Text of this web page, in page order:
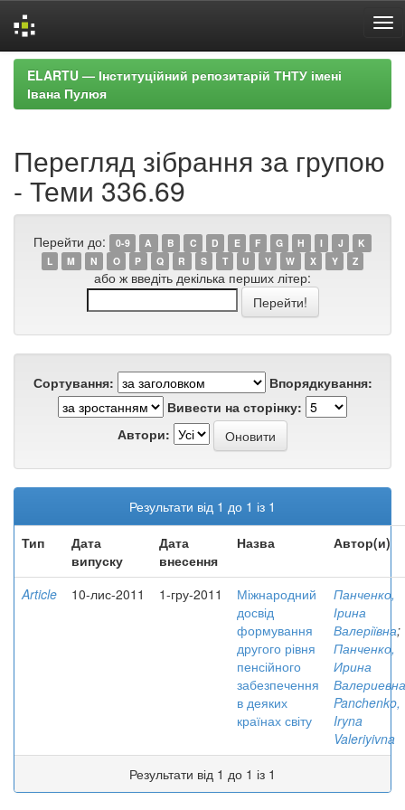
Skip
navigation
ELARTU — Інституційний репозитарій ТНТУ імені
Івана Пулюя
Перегляд зібрання за групою
- Теми 336.69
Перейти до: 0-9 A B C D E F G H I J
K
L
M N O P Q R S T U V W X Y Z
або ж введіть декілька перших літер:
Сортування:
Впорядкування:
Вивести на сторінку:
Автори:
Результати від 1 до 1 із 1
Тип
Дата
випуску
Дата
внесення
Назва Автор(и)
Article 10-лис-2011 1-гру-2011
Міжнародний
досвід
формування
другого рівня
пенсійного
забезпечення
в деяких
країнах світу
Панченко,
Ірина
Валеріївна;
Панченко,
Ирина
Валериевна
Panchenko,
Iryna
Valeriyivna
Результати від 1 до 1 із 1